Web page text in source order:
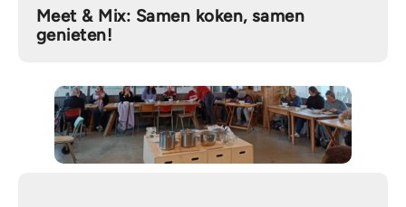
Meet & Mix: Samen koken, samen
genieten!